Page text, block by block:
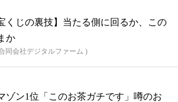
くじの裏技】当たる側に回るか、この
か
同会社デジタルファーム )
ゾン1位「このお茶ガチです」噂のお